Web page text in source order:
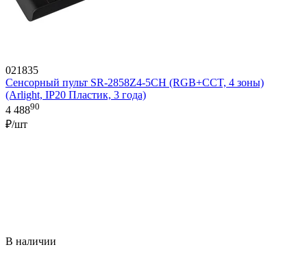
021835
Сенсорный пульт SR-2858Z4-5CH (RGB+CCT, 4 зоны)
(Arlight, IP20 Пластик, 3 года)
4 48890
₽/шт
В наличии